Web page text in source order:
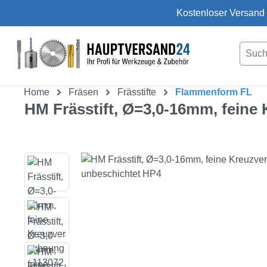
Kostenloser
Home Fräsen Frässtifte Flammenform FL
HM Frässtift, Ø=3,0-16mm, feine
Bildergalerie überspringen